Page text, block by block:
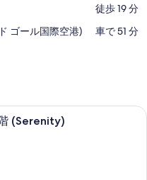
‪徒歩 19 分‬
ゴール国際空港)
‪車で 51 分‬
(Serenity)